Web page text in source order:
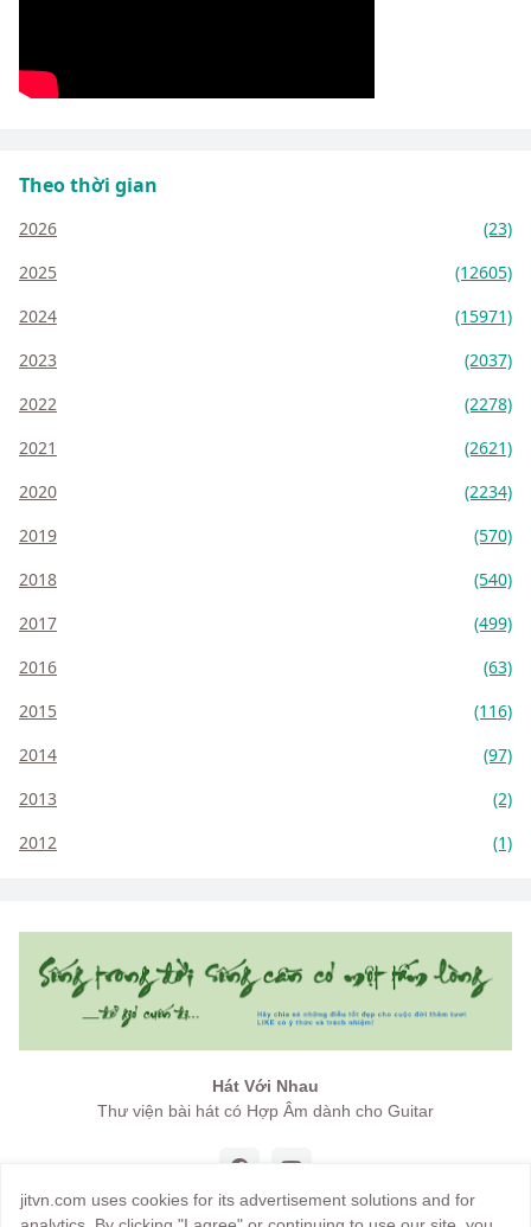
Theo thời gian
2026
(23)
2025
(12605)
2024
(15971)
2023
(2037)
2022
(2278)
2021
(2621)
2020
(2234)
2019
(570)
2018
(540)
2017
(499)
2016
(63)
2015
(116)
2014
(97)
2013
(2)
2012
(1)
Hát Với Nhau
Thư viện bài hát có Hợp Âm dành cho Guitar
jitvn.com uses cookies for its advertisement solutions and for